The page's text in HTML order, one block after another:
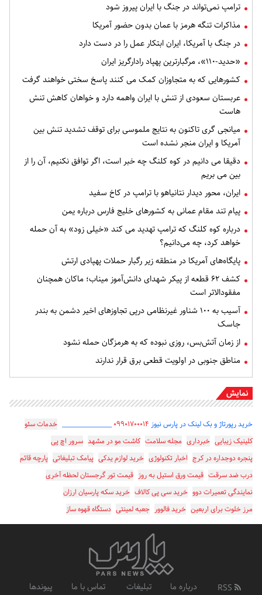
ترامپ نمی‌تواند در جنگ با ایران پیروز شود
مذاکرات تنگه هرمز با عمان بدون حضور آمریکا
در جنگ با آمریکا، ایران ابتکار عمل را در دست دارد
«حدید-۱۱۰»، مرگبارترین پهپاد رادارگریز ایران
کشورهایی که به متجاوزان کمک می کنند پاسخ سختی خواهند گرفت
عربستان سعودی از تنش با ایران واهمه دارد و خواهان کاهش تنش
هاست
میانجی گری تاکنون به نتایج ملموسی برای توقف تشدید تنش بین
آمریکا و ایران منجر نشده است
دقیقا می دانیم در کوه کلنگ چه خبر است، اگر توافق نکنیم، آن را از
بین می بریم
ایران، محور دیدار نتانیاهو با ترامپ در کاخ سفید
پیام تند مقام عمانی به کشورهای خلیج فارس درباره یمن
درباره کوه کلنگ که ترامپ تهدید می کند «خیلی زود» به آن حمله
خواهد کرد، چه می‌دانیم؟
پایگاه‌های آمریکا در منطقه زیر رگبار حملات پهپادی ارتش
کشف ۶۲ قطعه از پیکر شهدای دانش‌آموز میناب؛ ماکان همچنان
مفقودالاثر است
آسیب به ۱۰۰ شناور غیرنظامی درپی تجاوزهای اخیر دشمن به بندر
جاسک
از زمان آتش‌بس، روزی نبوده که به هرمزگان حمله نشود
مناطق جنوبی در اولویت قطعی برق قرار ندارند
نمایش
خرید رپورتاژ و بک لینک در پارس نیوز ۰۹۹۰۱۷۰۰۰۱۴_________________ خدمات سئو
کلینیک زیبایی خبرداری مجله سلامت کاشت مو در مشهد سرور اچ پی
پنجره دوجداره در کرج اخبار تکنولوژی خرید لوازم یدکی پیامک تبلیغاتی پارچه قائم
درب ضد سرقت قیمت ورق استیل به روز قیمت تور گرجستان لحظه آخری
نمایندگی تعمیرات دوو خرید سی پی کالاف خرید سکه پارسیان ارزان
مرز خلوت برای اربعین خرید فالوور جعبه لمینتی دستگاه قهوه ساز
درباره ما تبلیغات تماس با ما پیوندها